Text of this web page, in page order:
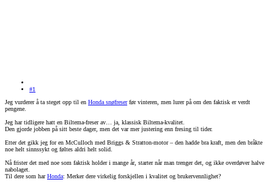
#1
Jeg vurderer å ta steget opp til en Honda snøfreserfør vinteren, men lurer på om den faktisk er verdt
pengene.
Jeg har tidligere hatt en Biltema-freser av… ja, klassisk Biltema-kvalitet.
Den gjorde jobben på sitt beste dager, men det var mer justering enn fresing til tider.
Etter det gikk jeg for en McCulloch med Briggs & Stratton-motor – den hadde bra kraft, men den bråkte
noe helt sinnssykt og føltes aldri helt solid.
Nå frister det med noe som faktisk holder i mange år, starter når man trenger det, og ikke overdøver halve
nabolaget.
Til dere som harHonda: Merker dere virkelig forskjellen i kvalitet og brukervennlighet?